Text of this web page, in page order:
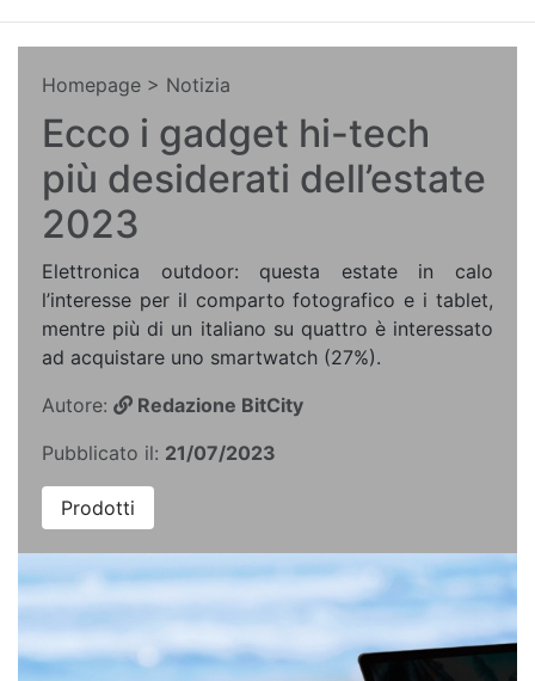
Homepage > Notizia
Ecco i gadget hi-tech
più desiderati dell’estate
2023
Elettronica outdoor: questa estate in calo
l’interesse per il comparto fotografico e i tablet,
mentre più di un italiano su quattro è interessato
ad acquistare uno smartwatch (27%).
Autore:
Redazione BitCity
Pubblicato il: 21/07/2023
Prodotti